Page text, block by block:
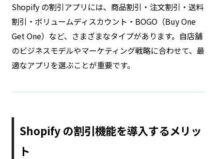
Shopify の割引アプリには、商品割引・注文割引・送料
割引・ボリュームディスカウント・BOGO（Buy One
Get One）など、さまざまなタイプがあります。自店舗
のビジネスモデルやマーケティング戦略に合わせて、最
適なアプリを選ぶことが重要です。
Shopify の割引機能を導入するメリッ
ト